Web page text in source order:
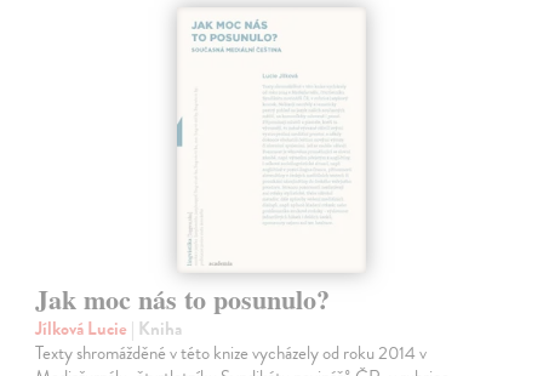
Jak moc nás to posunulo?
Jílková Lucie | Kniha
Texty shromážděné v této knize vycházely od roku 2014 v